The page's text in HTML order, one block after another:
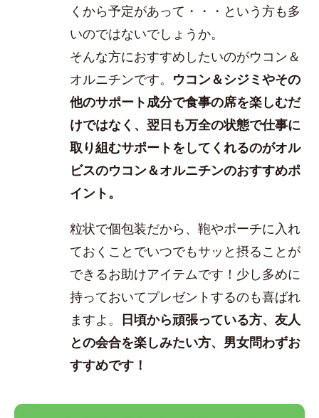
くから予定があって・・・という方も多
いのではないでしょうか。
そんな方におすすめしたいのがウコン＆
オルニチンです。 ウコン＆シジミやその
他のサポート成分で食事の席を楽しむだ
けではなく、翌日も万全の状態で仕事に
取り組むサポートをしてくれるのがオル
ビスのウコン＆オルニチンのおすすめポ
イント。
粒状で個包装だから、鞄やポーチに入れ
ておくことでいつでもサッと摂ることが
できるお助けアイテムです！少し多めに
持っておいてプレゼントするのも喜ばれ
ますよ。 日頃から頑張っている方、友人
との会合を楽しみたい方、男女問わずお
すすめです！